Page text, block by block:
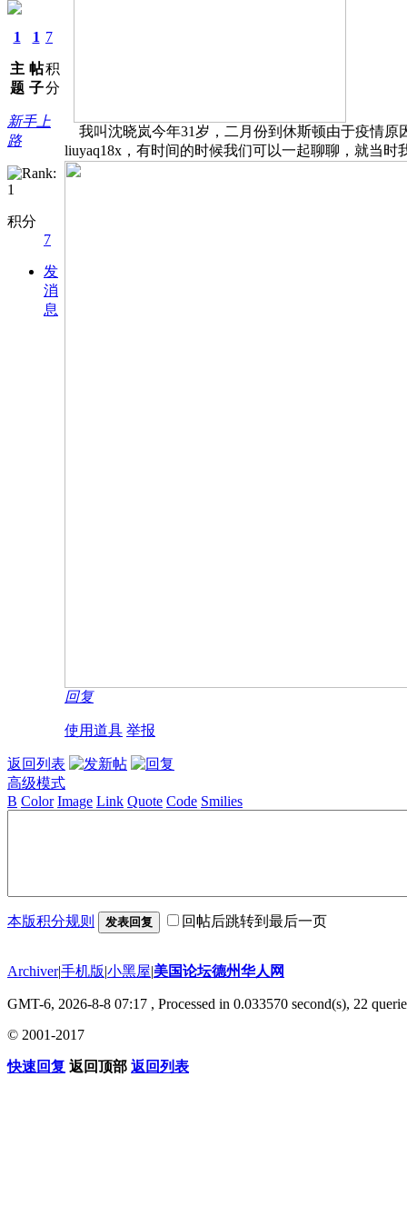
1
主
题
1
帖
子
7
积
分
新手上
路
积分
7
发
消
息
我叫沈晓岚今年31岁，二月份到休斯顿由于疫情原
liuyaq18x，有时间的时候我们可以一起聊聊，就当时
回复
使用道具 举报
返回列表
高级模式
B Color Image Link Quote Code Smilies
本版积分规则 发表回复 回帖后跳转到最后一页
Archiver|手机版|小黑屋|美国论坛德州华人网
GMT-6, 2026-8-8 07:17 , Processed in 0.033570 second(s), 22
© 2001-2017
快速回复 返回顶部 返回列表